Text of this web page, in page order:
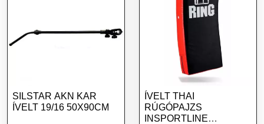
SILSTAR AKN KAR
ÍVELT 19/16 50X90CM
ÍVELT THAI
RÚGÓPAJZS
INSPORTLINE